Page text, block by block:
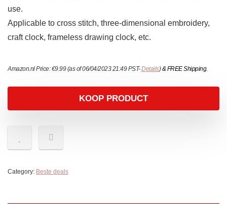
use.
Applicable to cross stitch, three-dimensional embroidery,
craft clock, frameless drawing clock, etc.
Amazon.nl Price:€9.99(as of 06/04/2023 21:49 PST-Details)&FREE Shipping.
KOOP PRODUCT
Category: Beste deals